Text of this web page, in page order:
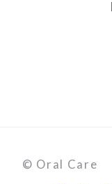
© Oral Care